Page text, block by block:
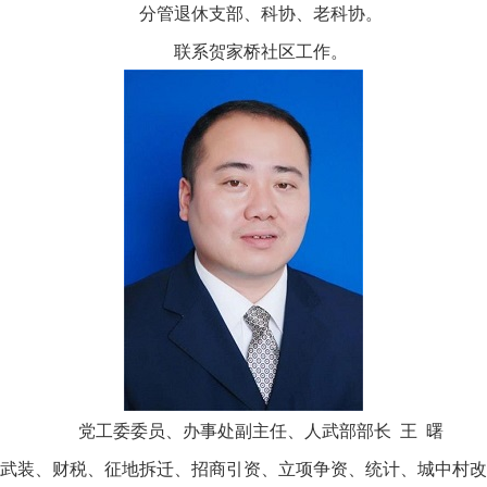
分管退休支部、科协、老科协。
联系贺家桥社区工作。
党工委委员、办事处副主任、人武部部长 王 曙
装、财税、征地拆迁、招商引资、立项争资、统计、城中村